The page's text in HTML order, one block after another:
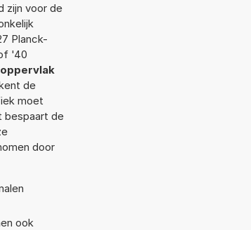
zijn voor de
Planck-
'40
de
moet
bespaart de
door
ook